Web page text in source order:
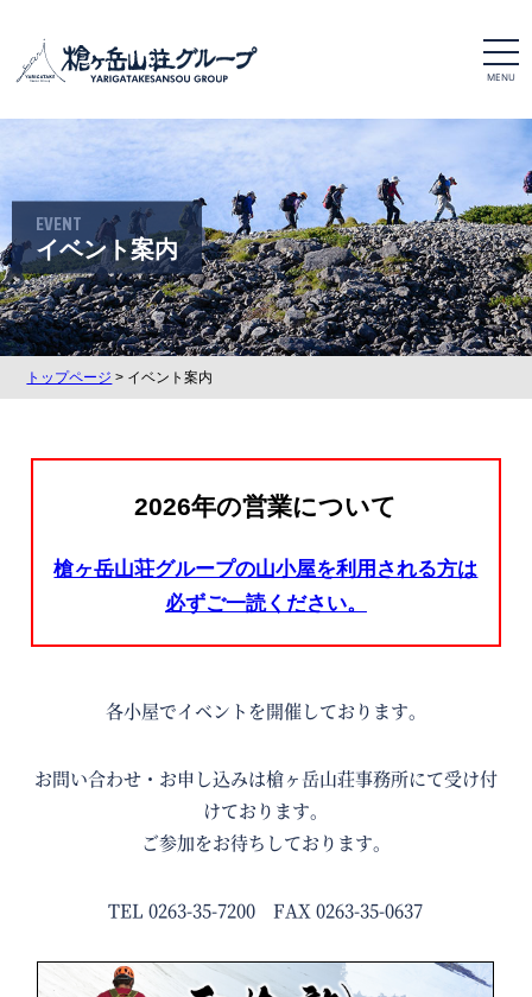
t
o
g
l
i
g
a
t
i
o
n
EVENT
イベント案内
トップページ > イベント案内
2026年の営業について
槍ヶ岳山荘グループの山小屋を利用される方は
必ずご一読ください。
各小屋でイベントを開催しております。
お問い合わせ・お申し込みは槍ヶ岳山荘事務所にて受け付
けております。
ご参加をお待ちしております。
TEL 0263-35-7200 FAX 0263-35-0637